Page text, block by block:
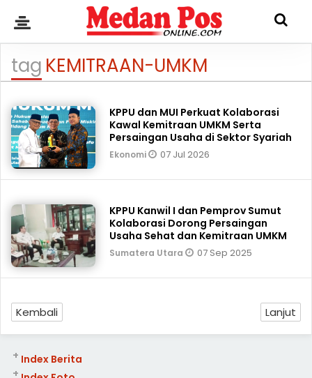
tag KEMITRAAN-UMKM
KPPU dan MUI Perkuat Kolaborasi
Kawal Kemitraan UMKM Serta
Persaingan Usaha di Sektor Syariah
Ekonomi 07 Jul 2026
KPPU Kanwil I dan Pemprov Sumut
Kolaborasi Dorong Persaingan
Usaha Sehat dan Kemitraan UMKM
Sumatera Utara 07 Sep 2025
Kembali Lanjut
Index Berita
+
+